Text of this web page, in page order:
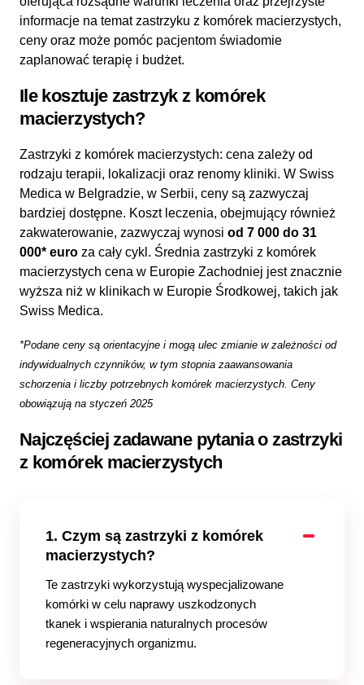
informacje na temat zastrzyku z komórek macierzystych,
ceny oraz może pomóc pacjentom świadomie
zaplanować terapię i budżet.
Ile kosztuje zastrzyk z komórek
macierzystych?
Zastrzyki z komórek macierzystych: cena zależy od
rodzaju terapii, lokalizacji oraz renomy kliniki. W Swiss
Medica w Belgradzie, w Serbii, ceny są zazwyczaj
bardziej dostępne. Koszt leczenia, obejmujący również
zakwaterowanie, zazwyczaj wynosi od 7 000 do 31
000* euro za cały cykl. Średnia zastrzyki z komórek
macierzystych cena w Europie Zachodniej jest znacznie
wyższa niż w klinikach w Europie Środkowej, takich jak
Swiss Medica.
*Podane ceny są orientacyjne i mogą ulec zmianie w zależności od
indywidualnych czynników, w tym stopnia zaawansowania
schorzenia i liczby potrzebnych komórek macierzystych. Ceny
obowiązują na styczeń 2025
Najczęściej zadawane pytania o zastrzyki
z komórek macierzystych
1. Czym są zastrzyki z komórek
macierzystych?
Te zastrzyki wykorzystują wyspecjalizowane
komórki w celu naprawy uszkodzonych
tkanek i wspierania naturalnych procesów
regeneracyjnych organizmu.